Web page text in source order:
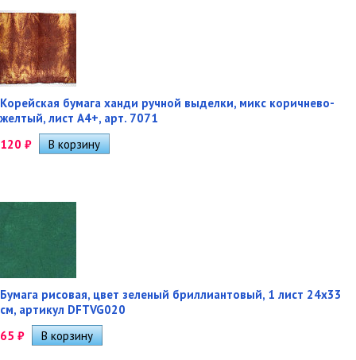
Корейская бумага ханди ручной выделки, микс коричнево-
желтый, лист А4+, арт. 7071
120 ₽
Бумага рисовая, цвет зеленый бриллиантовый, 1 лист 24х33
см, артикул DFTVG020
65 ₽